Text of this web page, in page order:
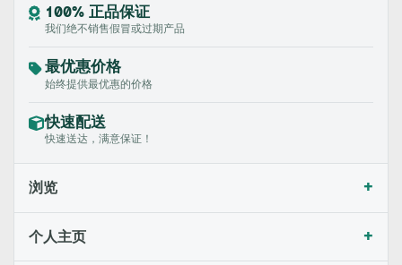
100% 正品保证
我们绝不销售假冒或过期产品
最优惠价格
始终提供最优惠的价格
快速配送
快速送达，满意保证！
浏览 +
个人主页 +